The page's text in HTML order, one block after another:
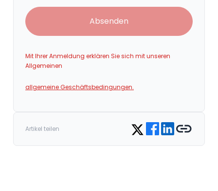
Absenden
Mit Ihrer Anmeldung erklären Sie sich mit unseren
Allgemeinen
allgemeine Geschäftsbedingungen.
Artikel teilen Share on Twitter
Share on Facebook
Share on LinkedIn
Copy link